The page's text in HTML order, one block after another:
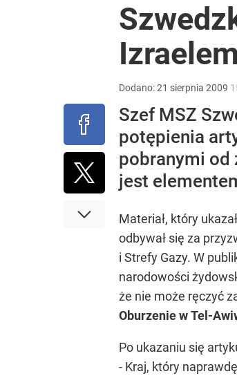
Prawdziwa wartość różnorodności
Farmacja: wzrost pod presją. co
dodaj
Izraelem
Dodano:21 sierpnia 2009
Szef MSZ
potępienia
pobranymi od
jest
Materiał, który
odbywał się za
i Strefy Gazy. W
narodowości
że nie może ręczyć
Oburzenie w Tel-
Po ukazaniu się
- Kraj, który